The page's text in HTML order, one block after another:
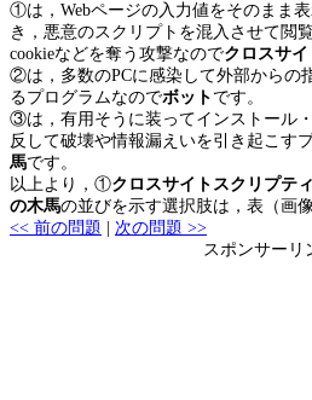
①は，Webページの入力値をそのまま
き，悪意のスクリプトを混入させて閲
cookieなどを奪う攻撃なのでクロスサ
②は，多数のPCに感染して外部からの
るプログラムなのでボット です。
③は，有用そうに装ってインストール
反して破壊や情報漏えいを引き起こす
馬です。
以上より，①クロスサイトスクリプテ
の木馬の並びを示す選択肢は，表（画
<< 前の問題
次の問題 >>
スポンサーリ